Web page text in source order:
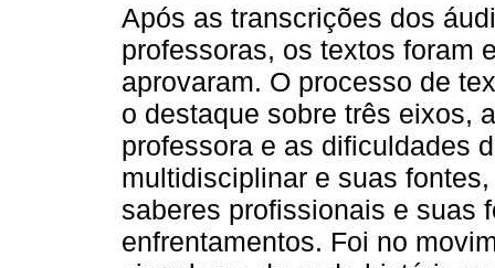
Após as transcrições dos
professoras, os textos foram
aprovaram. O processo de
o destaque sobre três eixos,
professora e as dificuldades
multidisciplinar e suas
saberes profissionais e suas
enfrentamentos. Foi no